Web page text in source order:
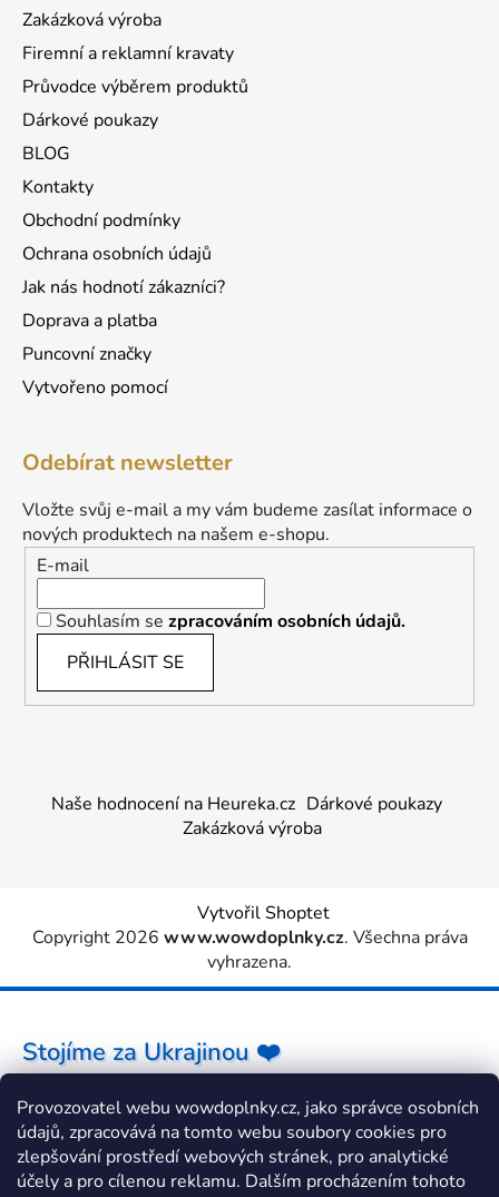
Provozovatel webu wowdoplnky.cz, jako správce osobních
údajů, zpracovává na tomto webu soubory cookies pro
zlepšování prostředí webových stránek, pro analytické
účely a pro cílenou reklamu. Dalším procházením tohoto
Zakázková výroba
Firemní a reklamní kravaty
Průvodce výběrem produktů
Dárkové poukazy
BLOG
Kontakty
Obchodní podmínky
Ochrana osobních údajů
Jak nás hodnotí zákazníci?
Doprava a platba
Puncovní značky
Vytvořeno pomocí
Odebírat newsletter
Vložte svůj e-mail a my vám budeme zasílat informace o
nových produktech na našem e-shopu.
E-mail
Souhlasím se zpracováním osobních údajů.
PŘIHLÁSIT SE
Naše hodnocení na Heureka.cz Dárkové poukazy
Zakázková výroba
Vytvořil Shoptet
Copyright 2026 www.wowdoplnky.cz. Všechna práva
vyhrazena.
Stojíme za Ukrajinou ❤️
Jak a čím pomoci »